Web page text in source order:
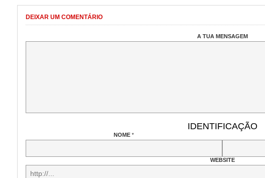
DEIXAR UM COMENTÁRIO
A TUA MENSAGEM
IDENTIFICAÇÃO
NOME*
WEBSITE